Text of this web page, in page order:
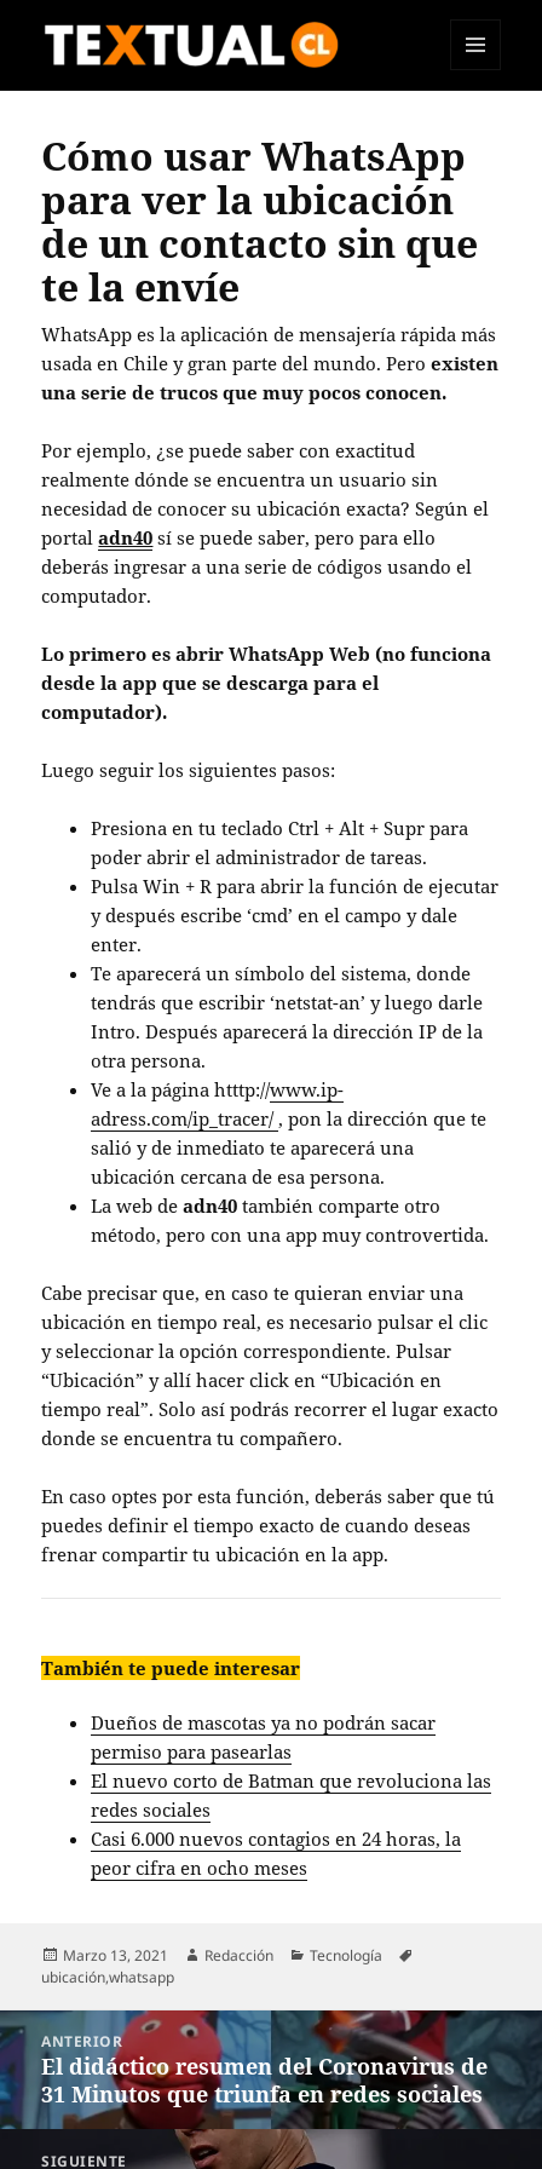
Cómo usar WhatsApp
para ver la ubicación
de un contacto sin que
te la envíe
WhatsApp es la aplicación de mensajería rápida más
usada en Chile y gran parte del mundo. Peroexisten
una serie de trucos que muy pocos conocen.
Por ejemplo, ¿se puede saber con exactitud
realmente dónde se encuentra un usuario sin
necesidad de conocer su ubicación exacta? Según el
portaladn40 sí se puede saber, pero para ello
deberás ingresar a una serie de códigos usando el
computador.
Lo primero es abrir WhatsApp Web (no funciona
desde la app que se descarga para el
computador).
Luego seguir los siguientes pasos:
Presiona en tu teclado Ctrl + Alt + Supr para
poder abrir el administrador de tareas.
Pulsa Win + R para abrir la función de ejecutar
y después escribe ‘cmd’ en el campo y dale
enter.
Te aparecerá un símbolo del sistema, donde
tendrás que escribir ‘netstat-an’ y luego darle
Intro. Después aparecerá la dirección IP de la
otra persona.
Ve a la página htttp://www.ip-
adress.com/ip_tracer/, pon la dirección que te
salió y de inmediato te aparecerá una
ubicación cercana de esa persona.
La web deadn40 también comparte otro
método, pero con una app muy controvertida.
Cabe precisar que, en caso te quieran enviar una
ubicación en tiempo real, es necesario pulsar el clic
y seleccionar la opción correspondiente. Pulsar
“Ubicación” y allí hacer click en “Ubicación en
tiempo real”. Solo así podrás recorrer el lugar exacto
donde se encuentra tu compañero.
En caso optes por esta función, deberás saber que tú
puedes definir el tiempo exacto de cuando deseas
frenar compartir tu ubicación en la app.
También te puede interesar
Dueños de mascotas ya no podrán sacar
permiso para pasearlas
El nuevo corto de Batman que revoluciona las
redes sociales
Casi 6.000 nuevos contagios en 24 horas, la
peor cifra en ocho meses
Publicado
el
Marzo 13, 2021 Autor
Redacción Categorías
Tecnología
ubicación,whatsapp
Navegación
entradas
ANTERIOR
Entrada
anterior:
El didáctico resumen del Coronavirus de
31 Minutos que triunfa en redes sociales
SIGUIENTE